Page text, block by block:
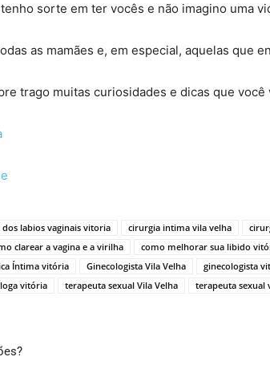
sorte em ter vocês e não imagino uma
as mamães e, em especial, aquelas que
trago muitas curiosidades e dicas que você
labios vaginais vitoria cirurgia intima vila velha
clarear a vagina e a virilha como melhorar sua libido
Íntima vitória Ginecologista Vila Velha ginecologista
vitória terapeuta sexual Vila Velha terapeuta sexual